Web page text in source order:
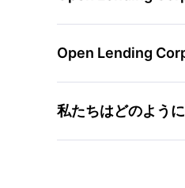
Open Lending
私たちはどのよう